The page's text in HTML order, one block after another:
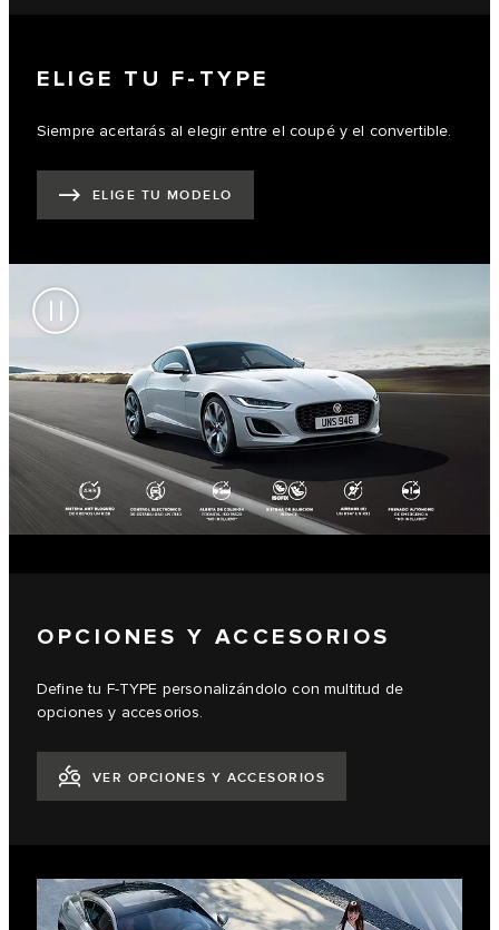
ELIGE TU F-TYPE
Siempre acertarás al elegir entre el coupé y el convertible.
ELIGE TU MODELO
OPCIONES Y ACCESORIOS
Define tu F-TYPE personalizándolo con multitud de
opciones y accesorios.
VER OPCIONES Y ACCESORIOS